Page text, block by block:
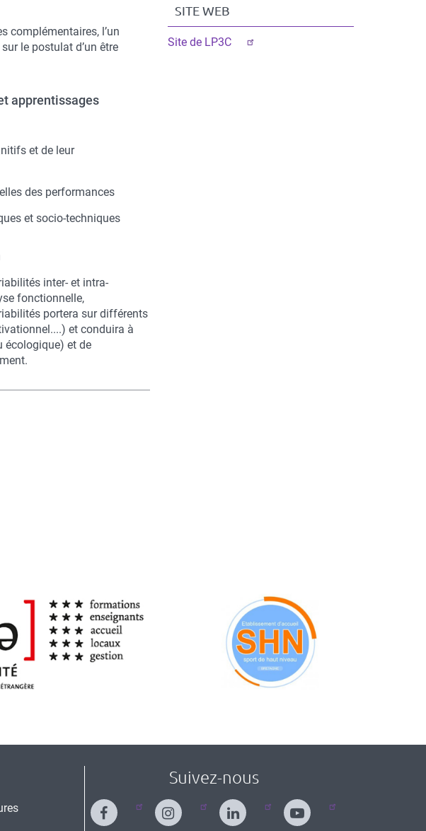
complémentaires, l’un
le postulat d’un être
apprentissages
et de leur
des performances
et socio-techniques
inter- et intra-
fonctionnelle,
portera sur différents
et conduira à
écologique) et de
SITE WEB
Site de LP3C
Suivez-nous